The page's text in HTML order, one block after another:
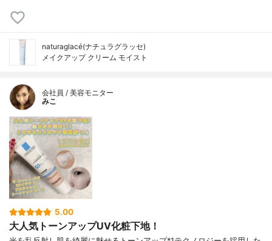
naturaglacé(ナチュラグラッセ)
メイクアップ クリーム モイスト
会社員 / 美容モニター
みこ
5.00
大人気トーンアップUV化粧下地！